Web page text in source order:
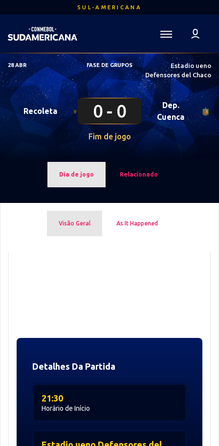
para
conteúdo
principal
SUL-AMERICANA
Sudamericana
Mega
Navigation
28 ABR FASE DE GRUPOS
Estadio ueno
Defensores del Chaco
Recoleta 0 0
Dep.
Cuenca
Fim de jogo
Dia de jogo Relacionado
Visão Geral As It Happened
Detalhes Da Partida
Horário de Início
21:30